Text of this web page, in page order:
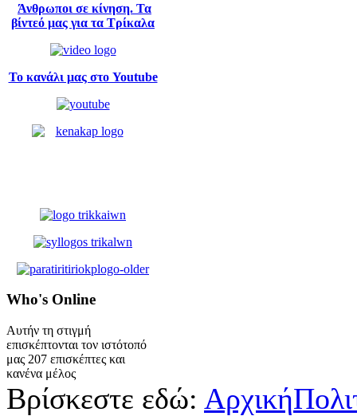
Άνθρωποι σε κίνηση. Τα
βίντεό μας για τα Τρίκαλα
Το κανάλι μας στο Youtube
Who's Online
Αυτήν τη στιγμή
επισκέπτονται τον ιστότοπό
μας 207 επισκέπτες και
κανένα μέλος
Βρίσκεστε εδώ: Αρχική